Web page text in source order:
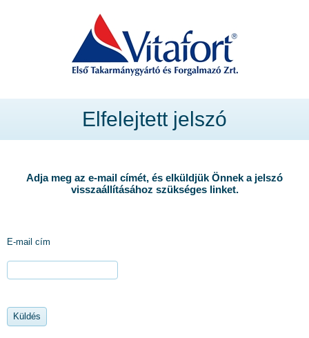
Elfelejtett jelszó
Adja meg az e-mail címét, és elküldjük Önnek a jelszó
visszaállításához szükséges linket.
E-mail cím